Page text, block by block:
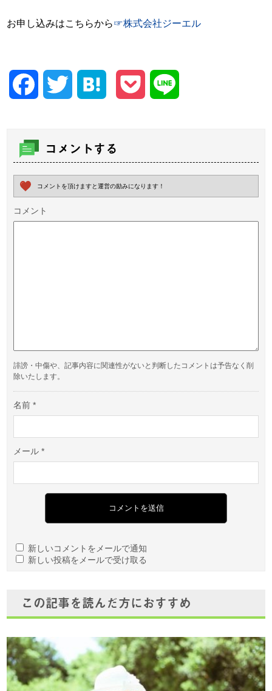
お申し込みはこちらから☞株式会社ジーエル
FacebookTwitter Hatena Pocket
コメントする
コメントを頂けますと運営の励みになります！
コメント
誹謗・中傷や、記事内容に関連性がないと判断したコメントは予告なく削
除いたします。
名前*
メール*
新しいコメントをメールで通知
新しい投稿をメールで受け取る
この記事を読んだ方におすすめ